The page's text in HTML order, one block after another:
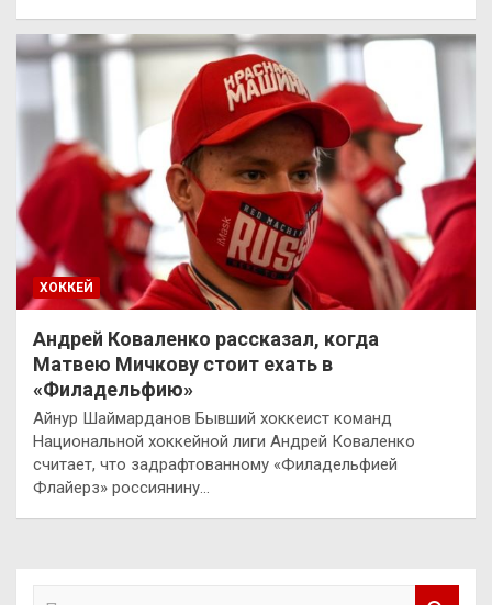
ХОККЕЙ
Андрей Коваленко рассказал, когда
Матвею Мичкову стоит ехать в
«Филадельфию»
Айнур Шаймарданов Бывший хоккеист команд
Национальной хоккейной лиги Андрей Коваленко
считает, что задрафтованному «Филадельфией
Флайерз» россиянину…